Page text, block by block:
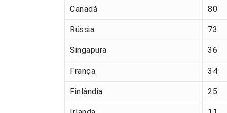
Canadá 80
Rússia 73
Singapura 36
França 34
Finlândia 25